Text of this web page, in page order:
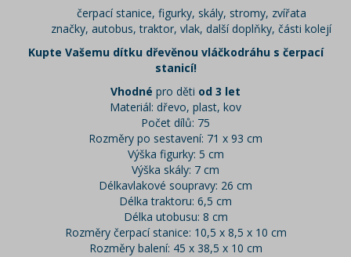
čerpací stanice, figurky, skály, stromy, zvířata
značky, autobus, traktor, vlak, další doplňky, části kolejí
Kupte Vašemu dítku dřevěnou vláčkodráhu s čerpací
stanicí!
Vhodné pro děti od 3 let
Materiál: dřevo, plast, kov
Počet dílů: 75
Rozměry po sestavení: 71 x 93 cm
Výška figurky: 5 cm
Výška skály: 7 cm
Délkavlakové soupravy: 26 cm
Délka traktoru: 6,5 cm
Délka utobusu: 8 cm
Rozměry čerpací stanice: 10,5 x 8,5 x 10 cm
Rozměry balení: 45 x 38,5 x 10 cm